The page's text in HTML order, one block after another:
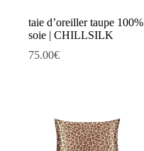
taie d’oreiller taupe 100%
soie | CHILLSILK
75.00€